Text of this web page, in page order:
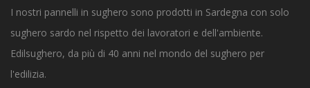
I nostri pannelli in sughero sono prodotti in Sardegna con solo
sughero sardo nel rispetto dei lavoratori e dell'ambiente.
Edilsughero, da più di 40 anni nel mondo del sughero per
l'edilizia.